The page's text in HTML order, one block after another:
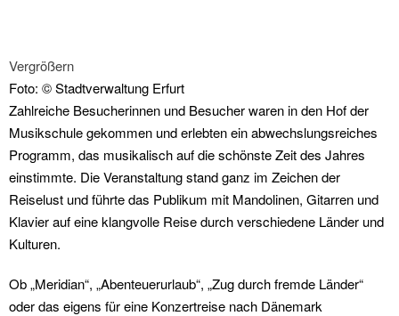
Vergrößern
Foto: © Stadtverwaltung Erfurt
Zahlreiche Besucherinnen und Besucher waren in den Hof der
Musikschule gekommen und erlebten ein abwechslungsreiches
Programm, das musikalisch auf die schönste Zeit des Jahres
einstimmte. Die Veranstaltung stand ganz im Zeichen der
Reiselust und führte das Publikum mit Mandolinen, Gitarren und
Klavier auf eine klangvolle Reise durch verschiedene Länder und
Kulturen.
Ob „Meridian“, „Abenteuerurlaub“, „Zug durch fremde Länder“
oder das eigens für eine Konzertreise nach Dänemark